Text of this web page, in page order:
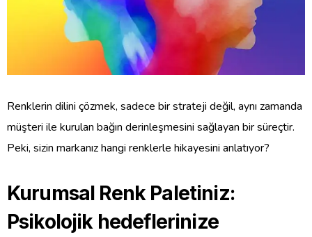
Renklerin dilini çözmek, sadece bir strateji değil, aynı zamanda
müşteri ile kurulan bağın derinleşmesini sağlayan bir süreçtir.
Peki, sizin markanız hangi renklerle hikayesini anlatıyor?
Kurumsal Renk Paletiniz:
Psikolojik hedeflerinize